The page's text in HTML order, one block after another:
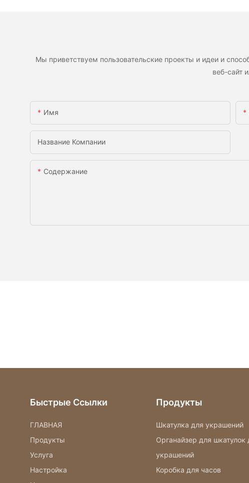
Мы приветствуем пользовательские проекты и идеи и
веб-сайт
Имя
Название Компании
Содержание
Быстрые Ссылки
ГЛАВНАЯ
Продукты
Услуга
Настройка
Продукты
Шкатулка для украшений
Органайзер для шкатулок
украшений
Коробка для часов